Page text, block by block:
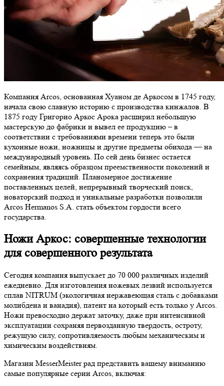
Компания Arcos, основанная Хуаном де Аркосом в 1745 году,
начала свою славную историю с производства кинжалов. В
1875 году Григорио Аркос Арока расширил небольшую
мастерскую до фабрики и вывел ее продукцию – в
соответствии с требованиями времени теперь это были
кухонные ножи, ножницы и другие предметы обихода — на
международный уровень. По сей день бизнес остается
семейным, являясь образцом преемственности поколений и
сохранения традиций. Планомерное достижение
поставленных целей, непрерывный творческий поиск,
новаторский подход и уникальные разработки позволили
Arcos Hermanos S.A. стать объектом гордости всего
государства.
Ножи Аркос: совершенные технологии
для совершенного результата
Сегодня компания выпускает до 70 000 различных изделий
ежедневно. Для изготовления ножевых лезвий используется
сплав NITRUM (экологичная нержавеющая сталь с добавками
молибдена и ванадия), патент на который есть только у Arcos.
Ножи превосходно держат заточку, даже при интенсивной
эксплуатации сохраняя первозданную твердость, остроту,
режущую силу, сопротивляемость любым механическим и
химическим воздействиям.
Магазин MesserMeister рад представить вашему вниманию
самые популярные серии Arcos, включая: